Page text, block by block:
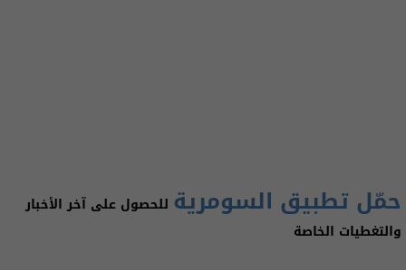
حمّل تطبيق السومرية للحصول على آخر الأخبار
والتغطيات الخاصة